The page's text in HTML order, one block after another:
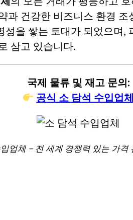
과 건강한 비즈니스 환경
성을 쌓는 토대가 되었으며,
삼고 있습니다.
국제 물류 및 재고 문의:
공식 소 담석 수입업체
업체 – 전 세계 경쟁력 있는 가격